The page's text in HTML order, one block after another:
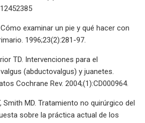
Cómo examinar un pie y qué hacer con
1996;23(2):281-97.
TD. Intervenciones para el
(abductovalgus) y juanetes.
Cochrane Rev. 2004;(1):CD000964.
Smith MD. Tratamiento no quirúrgico del
sobre la práctica actual de los